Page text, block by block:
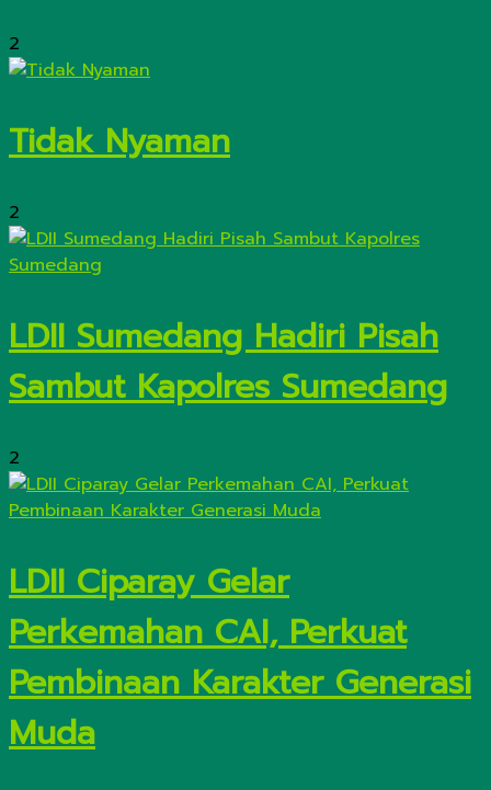
2
Tidak Nyaman
2
LDII Sumedang Hadiri Pisah
Sambut Kapolres Sumedang
2
LDII Ciparay Gelar
Perkemahan CAI, Perkuat
Pembinaan Karakter Generasi
Muda